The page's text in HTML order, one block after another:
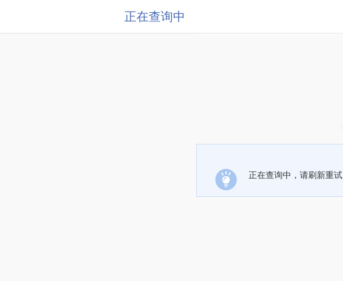
正在查询中
正在查询中，请刷新重试